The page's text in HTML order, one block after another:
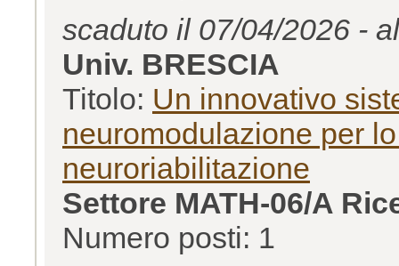
scaduto il 07/04/2026 -
Univ. BRESCIA
Titolo: Un innovativo
neuromodulazione per
neuroriabilitazione
Settore MATH-06/A
Numero posti: 1